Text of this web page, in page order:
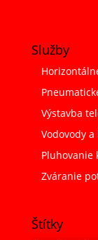
Služby
Výstavba
Vodovody
Pluhovanie
Zváranie
Štítky